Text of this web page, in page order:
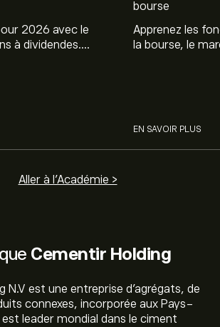
Cementir Holding
N.V est une entreprise d'agrégats, de
connexes, incorporée aux Pays-
est leader mondial dans le ciment
2026 avec le
à dividendes.
bourse
Apprenez les
la bourse, le
EN SAVOIR PLUS
Aller à l'Académie >